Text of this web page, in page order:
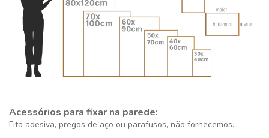
Acessórios para fixar na parede:
Fita adesiva, pregos de aço ou parafusos, não fornecemos.